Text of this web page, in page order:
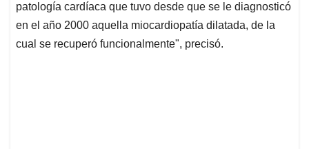
patología cardíaca que tuvo desde que se le diagnosticó
en el año 2000 aquella miocardiopatía dilatada, de la
cual se recuperó funcionalmente", precisó.